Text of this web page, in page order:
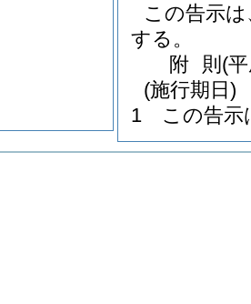
この告示
する。
附 則 (
(施行期日)
1
この告示